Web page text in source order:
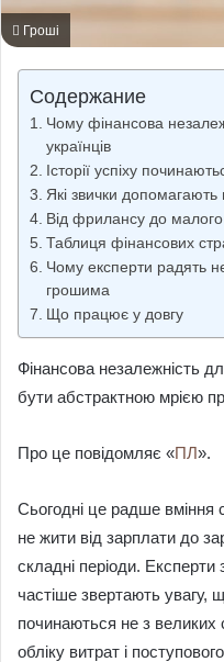
Гроші
Содержание
Чому фінансова
українців
Історії успіху
Які звички допомагають
Від фрилансу до малого
Таблиця фінансових
Чому експерти радять
грошима
Що працює у довгу
Фінансова незалежність
бути абстрактною мрією
Про це повідомляє «ПЛ».
Сьогодні це радше вміння
не жити від зарплати до
складні періоди. Експерти
частіше звертають увагу,
починаються не з великих
обліку витрат і